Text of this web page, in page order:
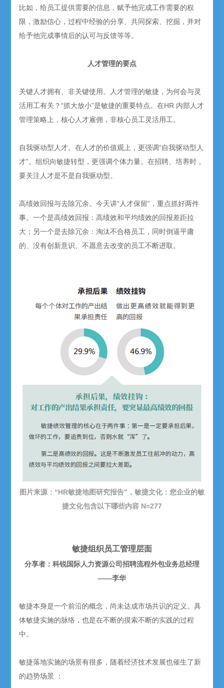
比如，给员工提供需要的信息，赋予他完成工作需要的权
限，激励信心，过程中经验的分享、共同探索、挖掘，并对
给予他完成事情后的认可与反馈等等。
人才管理的要点
关键人才拥有、非关键使用。人才管理的敏捷，为何会与灵
活用工有关？“抓大放小”是敏捷的重要特点。在HR 内部人才
管理策略上，核心人才雇佣，非核心员工灵活用工。
自我驱动型人才。在人才的价值观上，更强调“自我驱动型人
才”。组织向敏捷转型，更强调个体力量。在招聘、培养时，
要关注人才是不是自我驱动型。
高绩效回报与去除冗余。今天讲“人才保留”，重点抓好两件
事。一个是高绩效回报：高绩效和平均绩效的回报差距拉
大；另一个是去除冗余：淘汰不合格员工，同时倒逼平庸
的、没有创新意识、不愿意去改变的员工不断进取。
图片来源：“HR敏捷地图研究报告”，敏捷文化：您企业的敏
捷文化包含以下哪些内容 N=277
敏捷组织员工管理层面
分享者：科锐国际人力资源公司招聘流程外包业务总经理
——李华
敏捷本身是一个前沿的概念，尚未达成市场共识的定义。具
体敏捷实施的脉络，也是在不断的摸索不断的实践的过程
中。
敏捷落地实施的场景有很多，随着经济技术发展也催生了新
的趋势场景 ：